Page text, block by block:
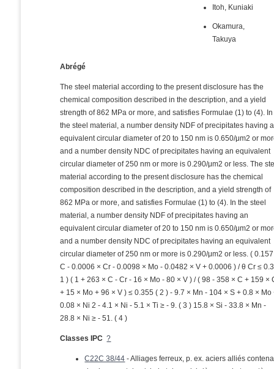
Itoh, Kuniaki
Okamura,
Takuya
Abrégé
The steel material according to the present disclosure has the
chemical composition described in the description, and a yield
strength of 862 MPa or more, and satisfies Formulae (1) to (4). In
the steel material, a number density NDF of precipitates having
equivalent circular diameter of 20 to 150 nm is 0.650/μm2 or
and a number density NDC of precipitates having an equivalent
circular diameter of 250 nm or more is 0.290/μm2 or less. The
material according to the present disclosure has the chemical
composition described in the description, and a yield strength of
862 MPa or more, and satisfies Formulae (1) to (4). In the steel
material, a number density NDF of precipitates having an
equivalent circular diameter of 20 to 150 nm is 0.650/μm2 or
and a number density NDC of precipitates having an equivalent
circular diameter of 250 nm or more is 0.290/μm2 or less. (
C - 0.0006 × Cr - 0.0098 × Mo - 0.0482 × V + 0.0006 ) / θ Cr ≤
1 ) ( 1 + 263 × C - Cr - 16 × Mo - 80 × V ) / ( 98 - 358 × C + 159 ×
+ 15 × Mo + 96 × V ) ≤ 0.355 ( 2 ) - 9.7 × Mn - 104 × S + 0.8 × Mo
0.08 × Ni 2 - 4.1 × Ni - 5.1 × Ti ≥ - 9. ( 3 ) 15.8 × Si - 33.8 × Mn -
28.8 × Ni ≥ - 51. ( 4 )
Classes IPC ?
C22C 38/44 - Alliages ferreux, p. ex. aciers alliés